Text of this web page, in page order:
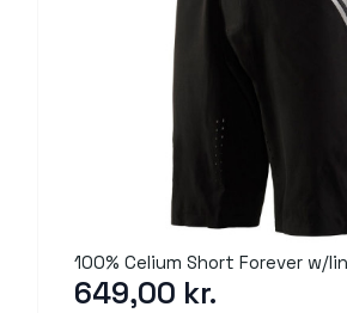
100% Celium Short Forever w/
649,00 kr.